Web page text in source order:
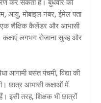
कर सकता है। बुधवार को
आयु, मोबाइल नंबर, ईमेल पता
शैक्षिक कैलेंडर और आभासी
कक्षाएं लगभग रोजाना सुबह और
आगामी बसंत पंचमी, विद्या की
छात्र आभासी कक्षाओं में
इसी तरह, शिक्षक भी छात्रों